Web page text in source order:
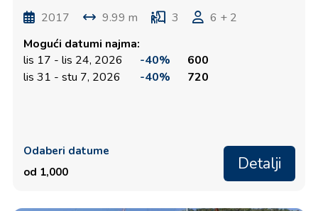
2017 9.99 m 3
6 + 2
Mogući datumi najma:
lis 17 - lis 24, 2026
-40%
600
lis 31 - stu 7, 2026
-40% 720
Odaberi datume
od 1,000
Detalji